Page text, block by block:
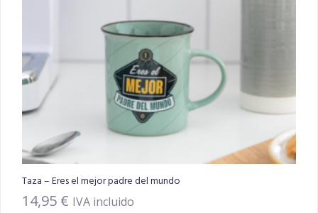
Taza – Eres el mejor padre del mundo
14,95 € IVA incluido